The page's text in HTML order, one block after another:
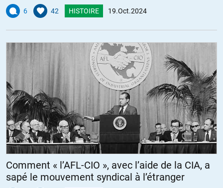
6 42 HISTOIRE 19.Oct.2024
Comment « l’AFL-CIO », avec l’aide de la CIA, a
sapé le mouvement syndical à l’étranger